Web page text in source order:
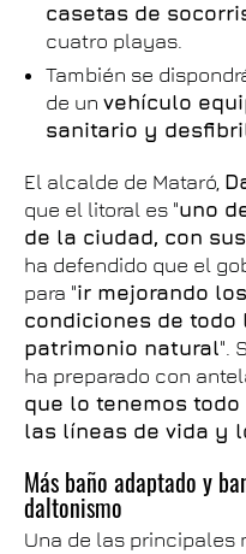
casetas de
cuatro playas.
También se
de un vehículo
sanitario y
El alcalde de Mataró,
que el litoral es "uno
de la ciudad, con
ha defendido que el
para "ir mejorando
condiciones de todo
patrimonio natural".
ha preparado con
que lo tenemos
las líneas de vida y
Más baño adaptado y
daltonismo
Una de las principales